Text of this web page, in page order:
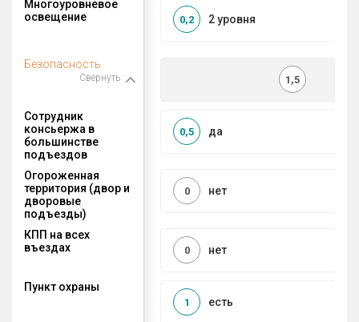
Многоуровневое
освещение
2 уровня
0,2
Безопасность
Свернуть 1,5
Сотрудник
консьержа в
большинстве
подъездов
да
0,5
Огороженная
территория (двор и
дворовые
подъезды)
нет
0
КПП на всех
въездах
нет
0
Пункт охраны
есть
1